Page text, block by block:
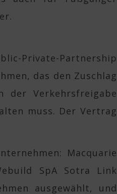
Private-Partnership
das den Zuschlag
Verkehrsfreigabe
muss. Der Vertrag
Macquarie
SpA Sotra Link
ausgewählt, und